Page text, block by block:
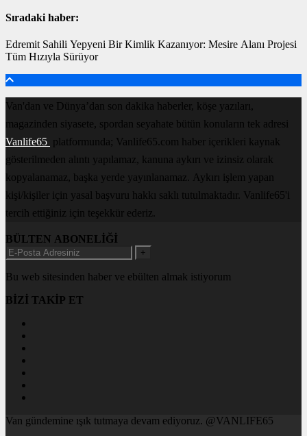
Sıradaki haber:
Edremit Sahili Yepyeni Bir Kimlik Kazanıyor: Mesire Alanı Projesi
Tüm Hızıyla Sürüyor
Van'dan ve Dünya’dan son dakika haberler, köşe yazıları,
magazinden siyasete, spordan seyahate bütün konuların tek adresi
Vanlife65 platformunda; Vanlife65.com haber içerikleri kaynak
gösterilmeden alıntı yapılamaz, kanuna aykırı ve izinsiz olarak
kopyalanamaz, başka yerde yayınlanamaz. Aykırı işlem yapan
kişi/kişiler için yasal başvuru hakkı saklı tutulmaktadır. Vanlife65'i
tercih ettiğiniz için teşekkür ederiz.
BÜLTEN ABONELİĞİ
+
Bu web sitesinden haber ve ebülten almak istiyorum
BİZİ TAKİP ET
Van gündemine ışık tutmaya devam ediyoruz. @VANLIFE65